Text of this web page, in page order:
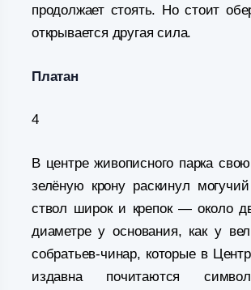
продолжает стоять. Но стоит
открывается другая сила.
Платан
4
В центре живописного парка
зелёную крону раскинул
ствол широк и крепок — около
диаметре у основания, как у
собратьев-чинар, которые в
издавна почитаются